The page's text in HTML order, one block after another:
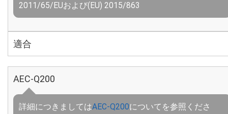
2011/65/EUおよび(EU) 2015/863
適合
AEC-Q200
詳細につきましてはAEC-Q200についてを参照くださ